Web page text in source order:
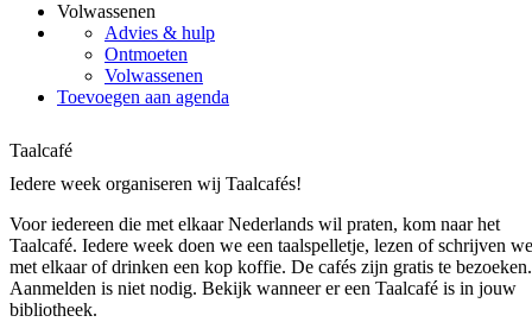
Volwassenen
Advies & hulp
Ontmoeten
Volwassenen
Toevoegen aan agenda
Taalcafé
Iedere week organiseren wij Taalcafés!
Voor iedereen die met elkaar Nederlands wil praten, kom naar het
Taalcafé. Iedere week doen we een taalspelletje, lezen of schrijven we
met elkaar of drinken een kop koffie. De cafés zijn gratis te bezoeken.
Aanmelden is niet nodig. Bekijk wanneer er een Taalcafé is in jouw
bibliotheek.